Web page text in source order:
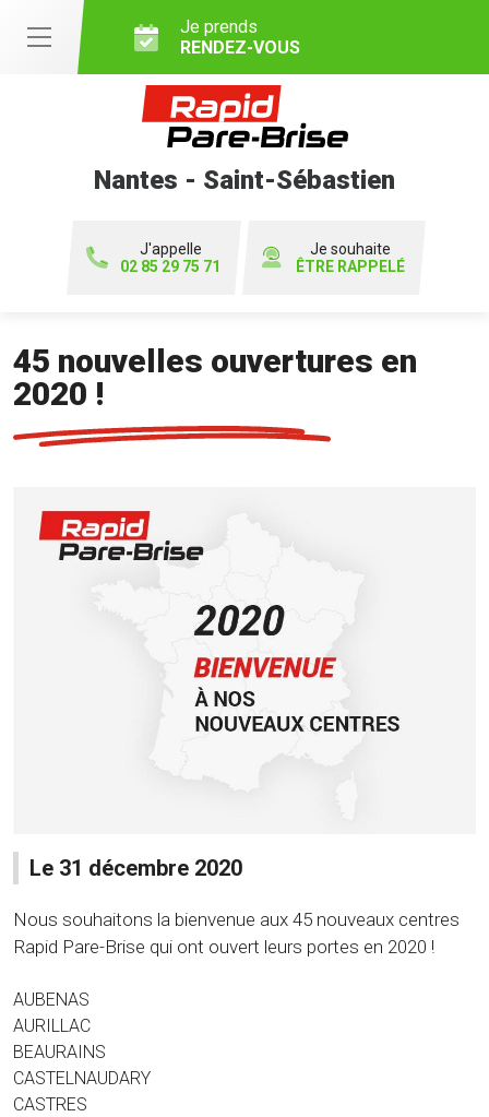
Je prends
RENDEZ-VOUS
Nantes - Saint-Sébastien
J'appelle
02 85 29 75 71
Je souhaite
ÊTRE RAPPELÉ
45 nouvelles ouvertures en
2020 !
Le 31 décembre 2020
Nous souhaitons la bienvenue aux 45 nouveaux centres
Rapid Pare-Brise qui ont ouvert leurs portes en 2020 !
AUBENAS
AURILLAC
BEAURAINS
CASTELNAUDARY
CASTRES